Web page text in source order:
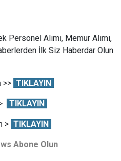
Personel Alımı, Memur Alımı,
İlk Siz Haberdar Olun
>> TIKLAYIN
TIKLAYIN
> TIKLAYIN
Abone Olun